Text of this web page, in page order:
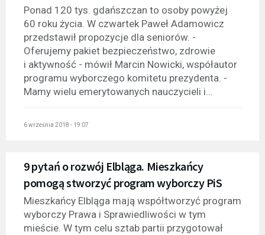
Ponad 120 tys. gdańszczan to osoby powyżej
60 roku życia. W czwartek Paweł Adamowicz
przedstawił propozycje dla seniorów. -
Oferujemy pakiet bezpieczeństwo, zdrowie
i aktywność - mówił Marcin Nowicki, współautor
programu wyborczego komitetu prezydenta. -
Mamy wielu emerytowanych nauczycieli i...
6 września 2018 - 19:07
9 pytań o rozwój Elbląga. Mieszkańcy
pomogą stworzyć program wyborczy PiS
Mieszkańcy Elbląga mają współtworzyć program
wyborczy Prawa i Sprawiedliwości w tym
mieście. W tym celu sztab partii przygotował